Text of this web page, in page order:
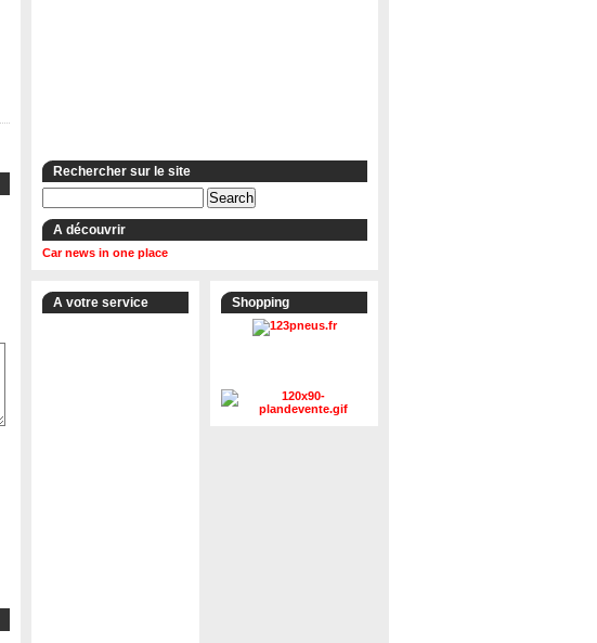
Rechercher sur le site
A découvrir
Car news in one place
A votre service Shopping